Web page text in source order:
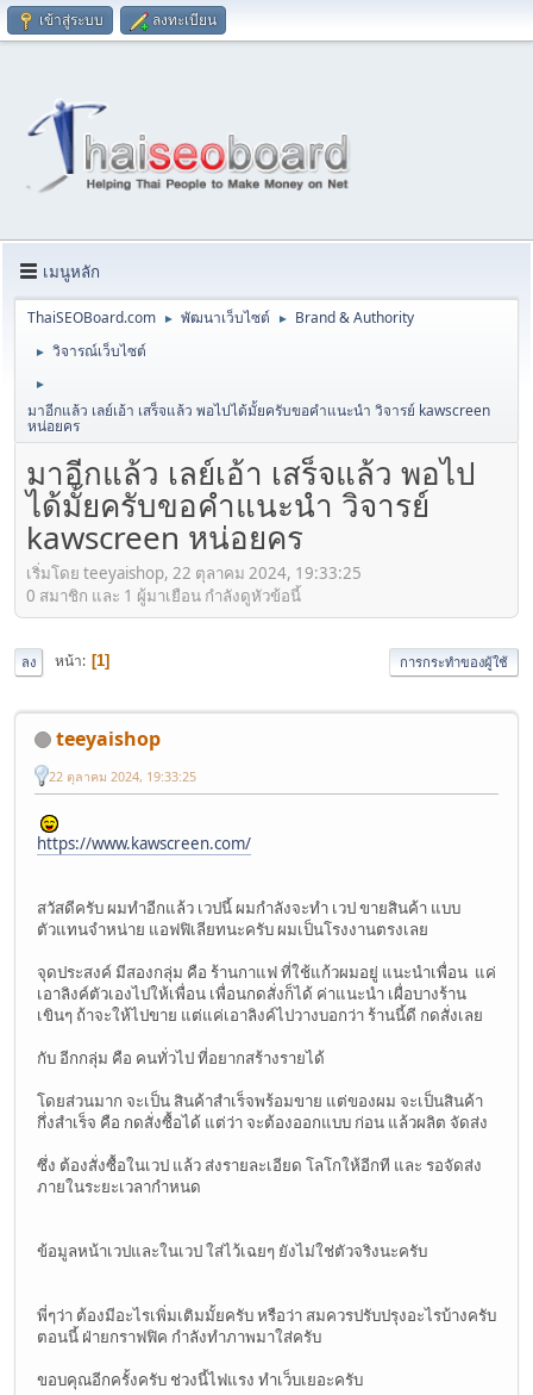
เข้าสู่ระบบ ลงทะเบียน
เมนูหลัก
ThaiSEOBoard.com ► พัฒนาเว็บไซต์ ► Brand & Authority
► วิจารณ์เว็บไซต์
►
มาอีกแล้ว เลย์เอ้า เสร็จแล้ว พอไปได้มั้ยครับขอคำแนะนำ วิจารย์ kawscreen
หน่อยคร
มาอีกแล้ว เลย์เอ้า เสร็จแล้ว พอไป
ได้มั้ยครับขอคำแนะนำ วิจารย์
kawscreen หน่อยคร
เริ่มโดย teeyaishop, 22 ตุลาคม 2024, 19:33:25
0 สมาชิก และ 1 ผู้มาเยือน กำลังดูหัวข้อนี้
ลง หน้า 1 การกระทำของผู้ใช้
teeyaishop
22 ตุลาคม 2024, 19:33:25
https://www.kawscreen.com/
สวัสดีครับ ผมทำอีกแล้ว เวปนี้ ผมกำลังจะทำ เวป ขายสินค้า แบบ
ตัวแทนจำหน่าย แอฟฟิเลียทนะครับ ผมเป็นโรงงานตรงเลย
จุดประสงค์ มีสองกลุ่ม คือ ร้านกาแฟ ที่ใช้แก้วผมอยู่ แนะนำเพื่อน แค่
เอาลิงค์ตัวเองไปให้เพื่อน เพื่อนกดสั่งก็ได้ ค่าแนะนำ เผื่อบางร้าน
เขินๆ ถ้าจะให้ไปขาย แต่แค่เอาลิงค์ไปวางบอกว่า ร้านนี้ดี กดสั่งเลย
กับ อีกกลุ่ม คือ คนทั่วไป ที่อยากสร้างรายได้
โดยส่วนมาก จะเป็น สินค้าสำเร็จพร้อมขาย แต่ของผม จะเป็นสินค้า
กึ่งสำเร็จ คือ กดสั่งซื้อได้ แต่ว่า จะต้องออกแบบ ก่อน แล้วผลิต จัดส่ง
ซึ่ง ต้องสั่งซื้อในเวป แล้ว ส่งรายละเอียด โลโกให้อีกที และ รอจัดส่ง
ภายในระยะเวลากำหนด
ข้อมูลหน้าเวปและในเวป ใส่ไว้เฉยๆ ยังไม่ใช่ตัวจริงนะครับ
พี่ๆว่า ต้องมีอะไรเพิ่มเติมมั้ยครับ หรือว่า สมควรปรับปรุงอะไรบ้างครับ
ตอนนี้ ฝ่ายกราฟฟิค กำลังทำภาพมาใส่ครับ
ขอบคุณอีกครั้งครับ ช่วงนี้ไฟแรง ทำเว็บเยอะครับ